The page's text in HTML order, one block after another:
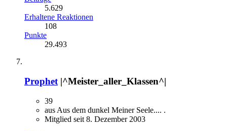
5.629
Erhaltene Reaktionen
108
Punkte
29.493
Prophet |^Meister_aller_Klassen^|
39
aus Aus dem dunkel Meiner Seele.... .
Mitglied seit 8. Dezember 2003